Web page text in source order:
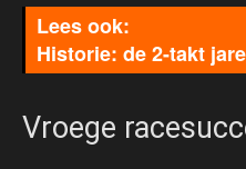
Historie: de 2-takt
Vroege